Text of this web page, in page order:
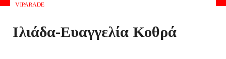
VIPARADE
Ιλιάδα-Ευαγγελία Κοθρά